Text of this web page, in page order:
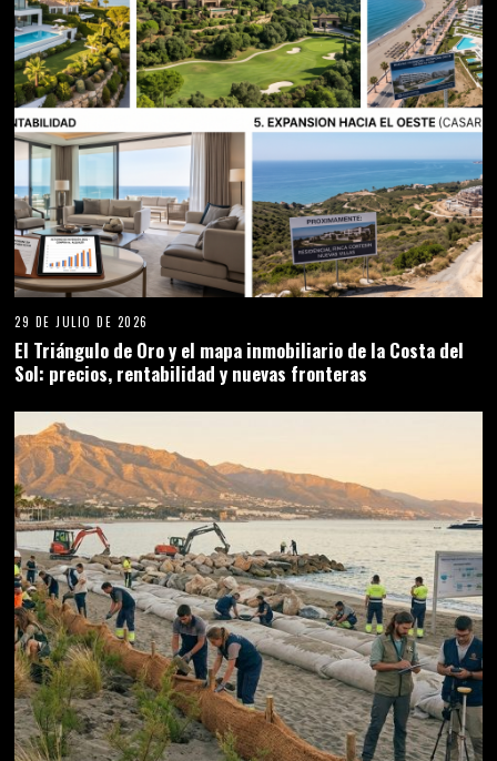
29 DE JULIO DE 2026
El Triángulo de Oro y el mapa inmobiliario de la Costa del
Sol: precios, rentabilidad y nuevas fronteras